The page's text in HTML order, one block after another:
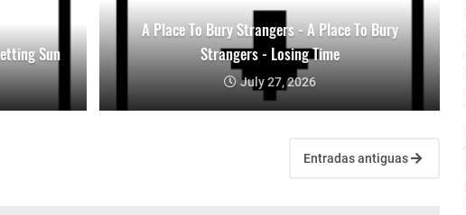
Sun
A Place To Bury Strangers - A Place To Bury
Strangers - Losing Time
July 27, 2026
Entradas antiguas